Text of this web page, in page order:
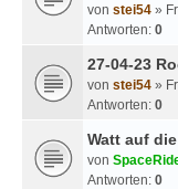
von stei54 »
Antworten: 0
27-04-23
von stei54 »
Antworten: 0
Watt auf
von
Antworten: 0